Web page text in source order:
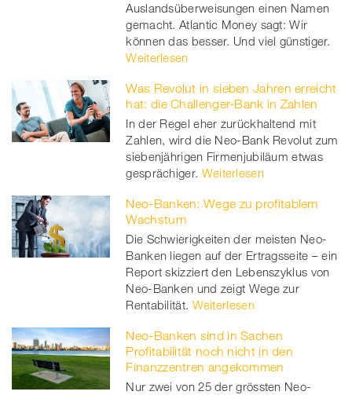
Auslandsüberweisungen einen Namen
gemacht. Atlantic Money sagt: Wir
können das besser. Und viel günstiger.
Weiterlesen
Was Revolut in sieben Jahren erreicht
hat: die Challenger-Bank in Zahlen
In der Regel eher zurückhaltend mit
Zahlen, wird die Neo-Bank Revolut zum
siebenjährigen Firmenjubiläum etwas
gesprächiger. Weiterlesen
Neo-Banken: Wege zu profitablem
Wachstum
Die Schwierigkeiten der meisten Neo-
Banken liegen auf der Ertragsseite – ein
Report skizziert den Lebenszyklus von
Neo-Banken und zeigt Wege zur
Rentabilität. Weiterlesen
Neo-Banken sind in Sachen
Profitabilität noch nicht in den
Finanzzentren angekommen
Nur zwei von 25 der grössten Neo-